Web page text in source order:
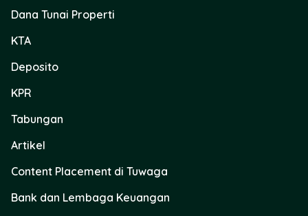
Dana Tunai Properti
KTA
Deposito
KPR
Tabungan
Artikel
Content Placement di Tuwaga
Bank dan Lembaga Keuangan